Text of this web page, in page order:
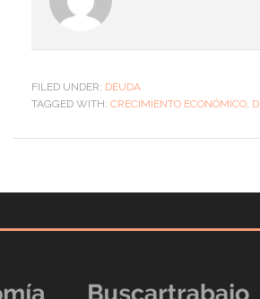
FILED UNDER: DEUDA
TAGGED WITH: CRECIMIENTO ECONÓMICO,